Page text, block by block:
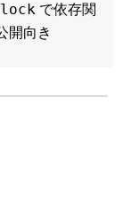
で依存関
開向き